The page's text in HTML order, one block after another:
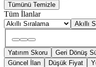
Tümünü Temizle
Tüm İlanlar
Akıllı
Yatırım Skoru Geri Dönüş
Güncel İlan
Düşük Fiyat